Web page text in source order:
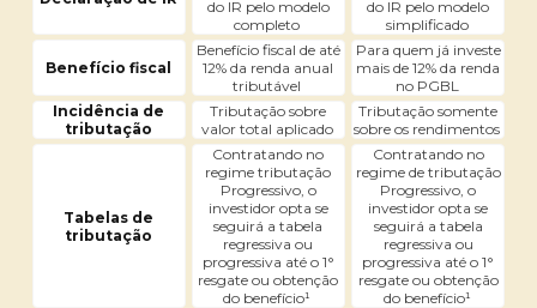
do IR pelo modelo
completo
do IR pelo modelo
simplificado
Benefício fiscal
Benefício fiscal de até
12% da renda anual
tributável
Para quem já investe
mais de 12% da renda
no PGBL
Incidência de
tributação
Tributação sobre
valor total aplicado
Tributação somente
sobre os rendimentos
Tabelas de
tributação
Contratando no
regime tributação
Progressivo, o
investidor opta se
seguirá a tabela
regressiva ou
progressiva até o 1°
resgate ou obtenção
do benefício¹
Contratando no
regime de tributação
Progressivo, o
investidor opta se
seguirá a tabela
regressiva ou
progressiva até o 1°
resgate ou obtenção
do benefício¹